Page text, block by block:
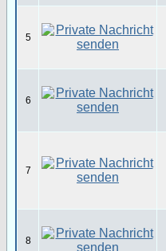
5
6
7
8